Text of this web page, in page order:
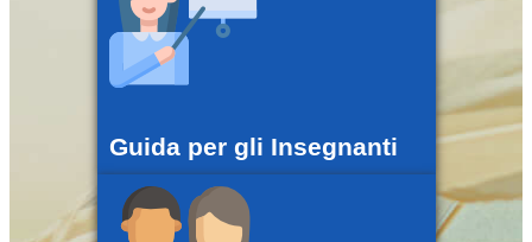
Guida per gli Insegnanti